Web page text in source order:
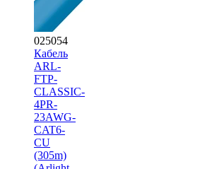
025054
Кабель
ARL-
FTP-
CLASSIC-
4PR-
23AWG-
CAT6-
CU
(305m)